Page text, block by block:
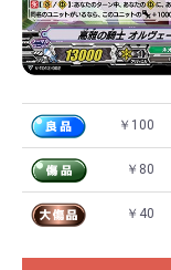
￥100
￥80
￥40